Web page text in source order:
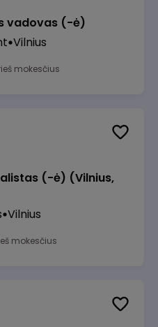
vadovas (-ė)
Vilnius
mokesčius
(-ė) (Vilnius,
Vilnius
mokesčius